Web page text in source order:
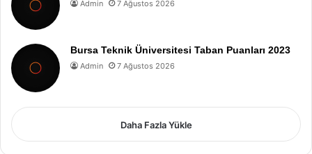
Admin 7 Ağustos 2026
Bursa Teknik Üniversitesi Taban Puanları 2023
Admin 7 Ağustos 2026
Daha Fazla Yükle